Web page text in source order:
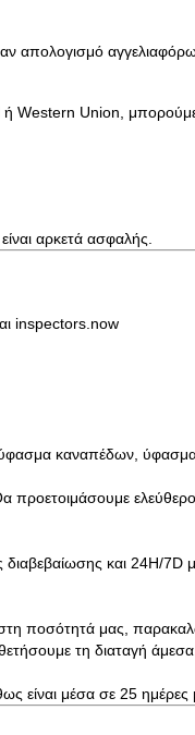
απολογισμό
Western Union, μπορούμε
αρκετά ασφαλής.
inspectors.now
καναπέδων, ύφασμα
προετοιμάσουμε
και 24H/7D
ποσότητά μας,
τη διαταγή άμεσα.
είναι μέσα σε 25 ημέρες